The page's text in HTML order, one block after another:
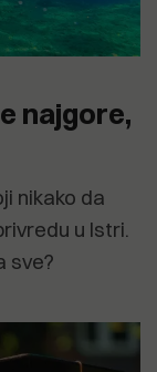
najgore,
nikako da
u Istri.
sve?